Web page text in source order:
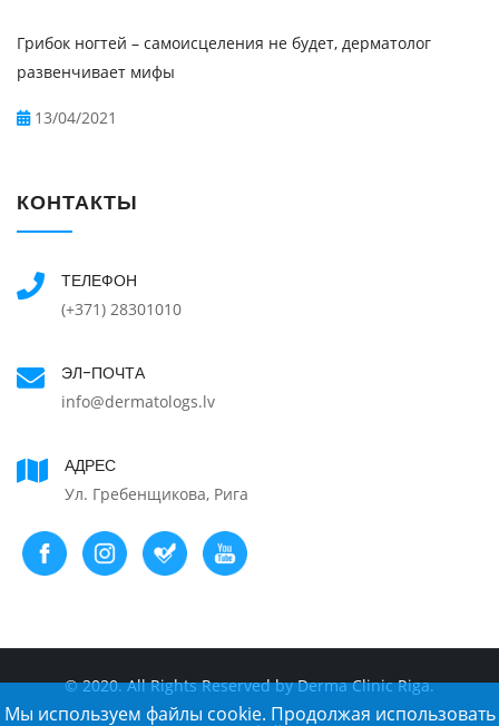
Грибок ногтей – самоисцеления не будет, дерматолог
развенчивает мифы
13/04/2021
КОНТАКТЫ
ТЕЛЕФОН
(+371) 28301010
ЭЛ-ПОЧТА
info@dermatologs.lv
АДРЕС
Ул. Гребенщикова, Рига
© 2020. All Rights Reserved by Derma Clinic Riga.
Мы используем файлы cookie. Продолжая использовать